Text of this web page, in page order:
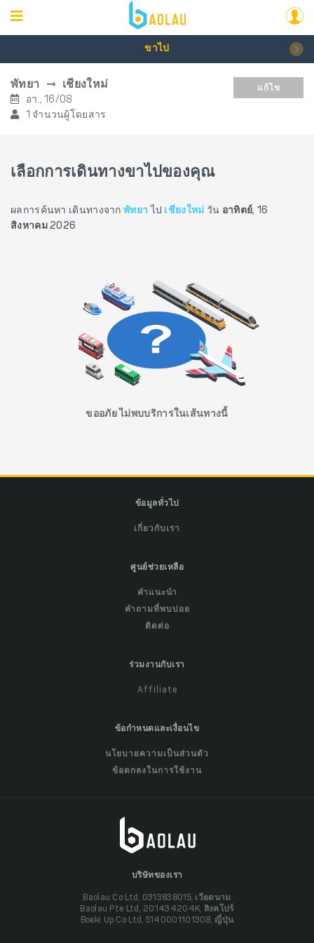
ขาไป
พัทยา เชียงใหม่
อา., 16/08
1 จำนวนผู้โดยสาร
แก้ไข
เลือกการเดินทางขาไปของคุณ
ผลการค้นหา เดินทางจาก พัทยา ไป เชียงใหม่ วัน อาทิตย์, 16
สิงหาคม 2026
ขออภัย ไม่พบบริการในเส้นทางนี้
ข้อมูลทั่วไป
เกี่ยวกับเรา
ศูนย์ช่วยเหลือ
คำแนะนำ
คำถามที่พบบ่อย
ติดต่อ
ร่วมงานกับเรา
Affiliate
ข้อกำหนดและเงื่อนไข
นโยบายความเป็นส่วนตัว
ข้อตกลงในการใช้งาน
บริษัทของเรา
Baolau Co Ltd, 0313838015, เวียดนาม
Baolau Pte Ltd, 201434204K, สิงคโปร์
Boeki Up Co Ltd, 5140001101308, ญี่ปุ่น